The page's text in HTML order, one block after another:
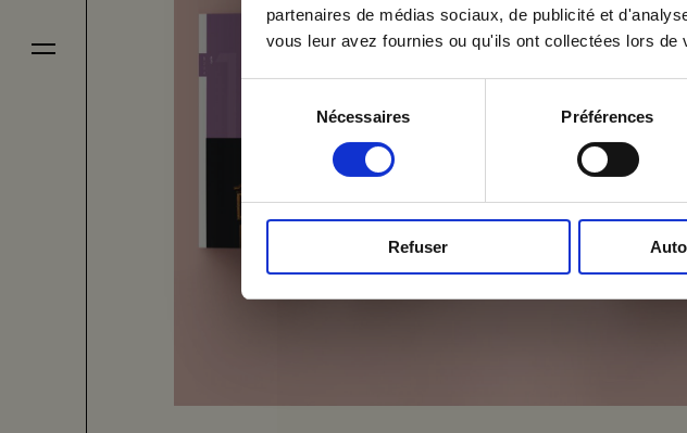
partenaires de médias sociaux, de publicité et
vous leur avez fournies ou qu'ils ont collectées lors
consentement
Nécessaires Préférences
Refuser
Je donne à VOUS Agency la permission
Je m'inscris